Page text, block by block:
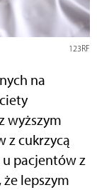
123RF
na
wyższym
z cukrzycą
pacjentów z
lepszym